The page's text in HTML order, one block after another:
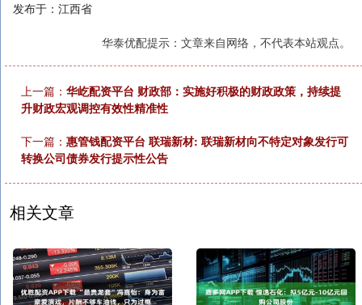
发布于：江西省
华泰优配提示：文章来自网络，不代表本站观点。
上一篇： 华屹配资平台 财政部：实施好积极的财政政策，持续提
升财政宏观调控有效性精准性
下一篇： 惠管钱配资平台 联瑞新材: 联瑞新材向不特定对象发行可
转换公司债券发行提示性公告
相关文章